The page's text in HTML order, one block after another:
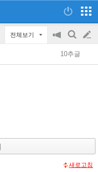
전체보기
공
지
on/off
검
색
글
쓰
10추글
새로고침